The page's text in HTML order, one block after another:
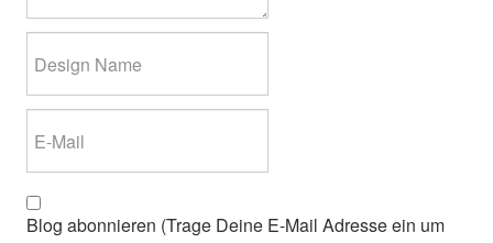
Blog abonnieren (Trage Deine E-Mail Adresse ein um